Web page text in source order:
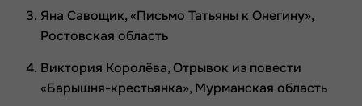
Яна Савощик, «Письмо Татьяны к Онегину»,
Ростовская область
Виктория Королёва, Отрывок из повести
«Барышня-крестьянка», Мурманская область